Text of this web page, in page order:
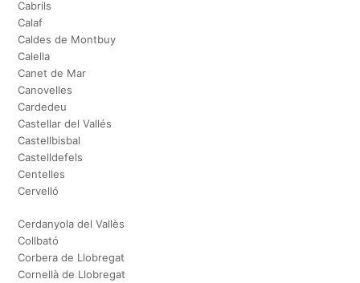
Cabrils
Calaf
Caldes de Montbuy
Calella
Canet de Mar
Canovelles
Cardedeu
Castellar del Vallés
Castellbisbal
Castelldefels
Centelles
Cervelló
Cerdanyola del Vallès
Collbató
Corbera de Llobregat
Cornellà de Llobregat